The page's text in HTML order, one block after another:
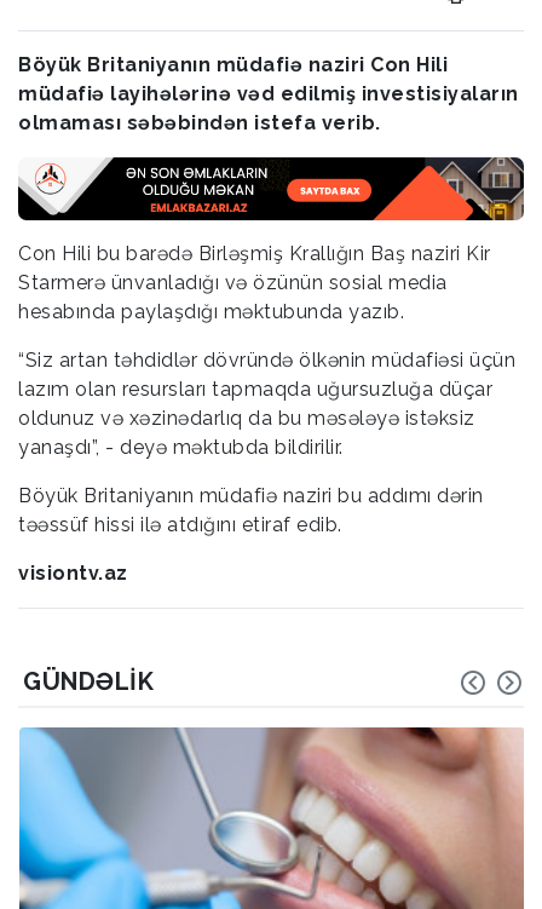
Böyük Britaniyanın müdafiə naziri Con Hili
müdafiə layihələrinə vəd edilmiş investisiyaların
olmaması səbəbindən istefa verib.
Con Hili bu barədə Birləşmiş Krallığın Baş naziri Kir
Starmerə ünvanladığı və özünün sosial media
hesabında paylaşdığı məktubunda yazıb.
“Siz artan təhdidlər dövründə ölkənin müdafiəsi üçün
lazım olan resursları tapmaqda uğursuzluğa düçar
oldunuz və xəzinədarlıq da bu məsələyə istəksiz
yanaşdı”, - deyə məktubda bildirilir.
Böyük Britaniyanın müdafiə naziri bu addımı dərin
təəssüf hissi ilə atdığını etiraf edib.
visiontv.az
GÜNDƏLIK